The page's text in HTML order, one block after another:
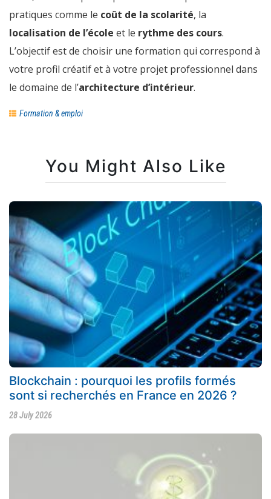
pratiques comme le coût de la scolarité, la
localisation de l’école et le rythme des cours.
L’objectif est de choisir une formation qui correspond à
votre profil créatif et à votre projet professionnel dans
le domaine de l’architecture d’intérieur.
Formation & emploi
You Might Also Like
Blockchain : pourquoi les profils formés
sont si recherchés en France en 2026 ?
28 July 2026